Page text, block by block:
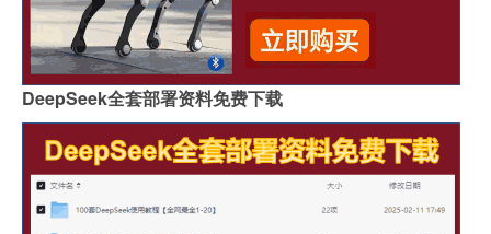
DeepSeek全套部署资料免费下载